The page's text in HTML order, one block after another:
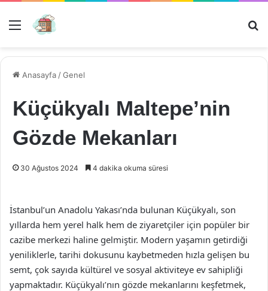
Menü
Anasayfa /Genel
Küçükyalı Maltepe’nin
Gözde Mekanları
30 Ağustos 2024 4 dakika okuma süresi
İstanbul’un Anadolu Yakası’nda bulunan Küçükyalı, son
yıllarda hem yerel halk hem de ziyaretçiler için popüler bir
cazibe merkezi haline gelmiştir. Modern yaşamın getirdiği
yeniliklerle, tarihi dokusunu kaybetmeden hızla gelişen bu
semt, çok sayıda kültürel ve sosyal aktiviteye ev sahipliği
yapmaktadır. Küçükyalı’nın gözde mekanlarını keşfetmek,